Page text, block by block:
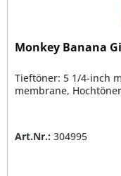
Monkey Banana
Tieftöner: 5 1/4-inch
membrane,
Art.Nr.: 304995